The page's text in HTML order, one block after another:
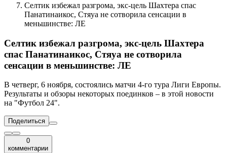
Селтик избежал разгрома, экс-цель Шахтера спас
Панатинаикос, Стяуа не сотворила сенсации в
меньшинстве: ЛЕ
Селтик избежал разгрома, экс-цель Шахтера
спас Панатинаикос, Стяуа не сотворила
сенсации в меньшинстве: ЛЕ
В четверг, 6 ноября, состоялись матчи 4-го тура Лиги Европы.
Результаты и обзоры некоторых поединков – в этой новости
на "Футбол 24".
Поделиться
0
комментарии